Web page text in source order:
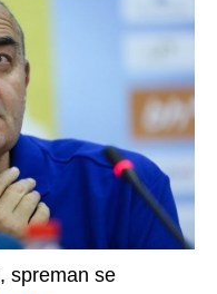
spreman se